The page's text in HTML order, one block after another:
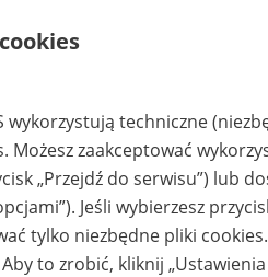
na
zwłokę
2014 r.
September
2014
wykorzystują techniczne
Możesz zaakceptować
„Przejdź do serwisu”) lub
Jeśli wybierzesz
tylko niezbędne pliki
to zrobić, kliknij